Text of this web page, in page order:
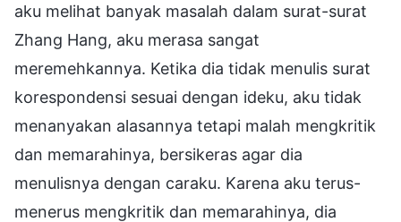
aku melihat banyak masalah dalam surat-surat
Zhang Hang, aku merasa sangat
meremehkannya. Ketika dia tidak menulis surat
korespondensi sesuai dengan ideku, aku tidak
menanyakan alasannya tetapi malah mengkritik
dan memarahinya, bersikeras agar dia
menulisnya dengan caraku. Karena aku terus-
menerus mengkritik dan memarahinya, dia